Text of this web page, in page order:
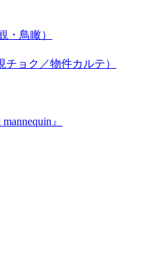
・鳥瞰）
ョク／物件カルテ）
』